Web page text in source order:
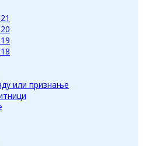
или признање